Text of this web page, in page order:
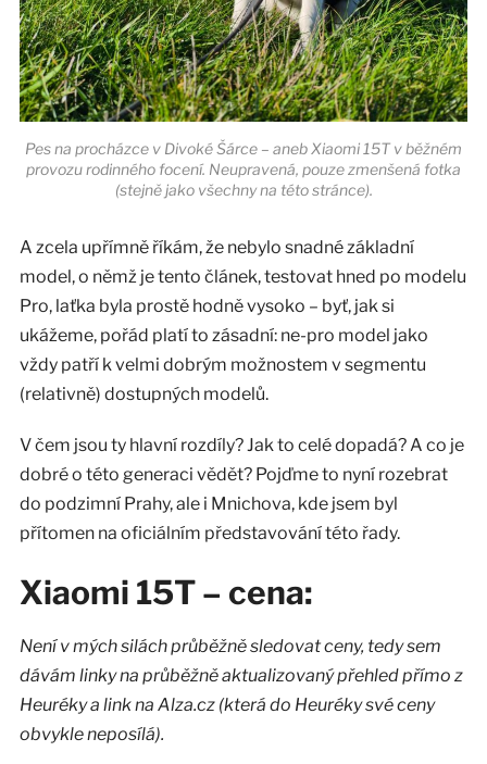
Pes na procházce v Divoké Šárce – aneb Xiaomi 15T v běžném
provozu rodinného focení. Neupravená, pouze zmenšená fotka
(stejně jako všechny na této stránce).
A zcela upřímně říkám, že nebylo snadné základní
model, o němž je tento článek, testovat hned po modelu
Pro, laťka byla prostě hodně vysoko – byť, jak si
ukážeme, pořád platí to zásadní: ne-pro model jako
vždy patří k velmi dobrým možnostem v segmentu
(relativně) dostupných modelů.
V čem jsou ty hlavní rozdíly? Jak to celé dopadá? A co je
dobré o této generaci vědět? Pojďme to nyní rozebrat
do podzimní Prahy, ale i Mnichova, kde jsem byl
přítomen na oficiálním představování této řady.
Xiaomi 15T – cena:
Není v mých silách průběžně sledovat ceny, tedy sem
dávám linky na průběžně aktualizovaný přehled přímo z
Heuréky a link na Alza.cz (která do Heuréky své ceny
obvykle neposílá).